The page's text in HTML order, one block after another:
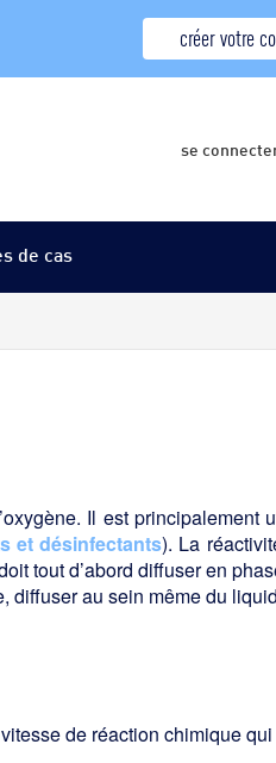
créer votre
se
de cas
Il est principalement
et désinfectants). La
tout d’abord diffuser en
diffuser au sein même du
de réaction chimique qui